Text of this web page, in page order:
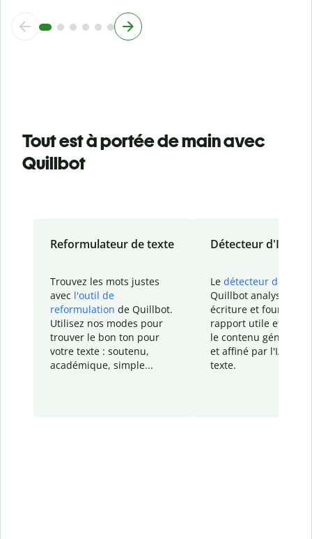
Tout est à portée de main avec
Quillbot
Reformulateur de texte
Trouvez les mots justes
avec l'outil de
reformulation de Quillbot.
Utilisez nos modes pour
trouver le bon ton pour
votre texte : soutenu,
académique, simple...
Détecteur d'IA
Le détecteur d'IA
Quillbot analyse votre
écriture et fournit un
rapport utile et
le contenu généré
et affiné par l'IA
texte.